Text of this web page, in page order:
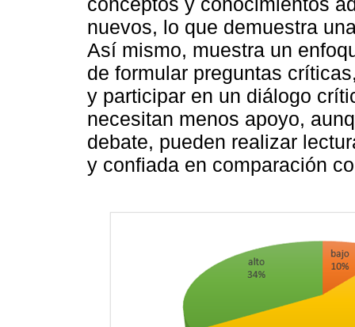
nuevos, lo que demuestra
Así mismo, muestra un
de formular preguntas
y participar en un diálogo
necesitan menos apoyo,
debate, pueden realizar
y confiada en comparación